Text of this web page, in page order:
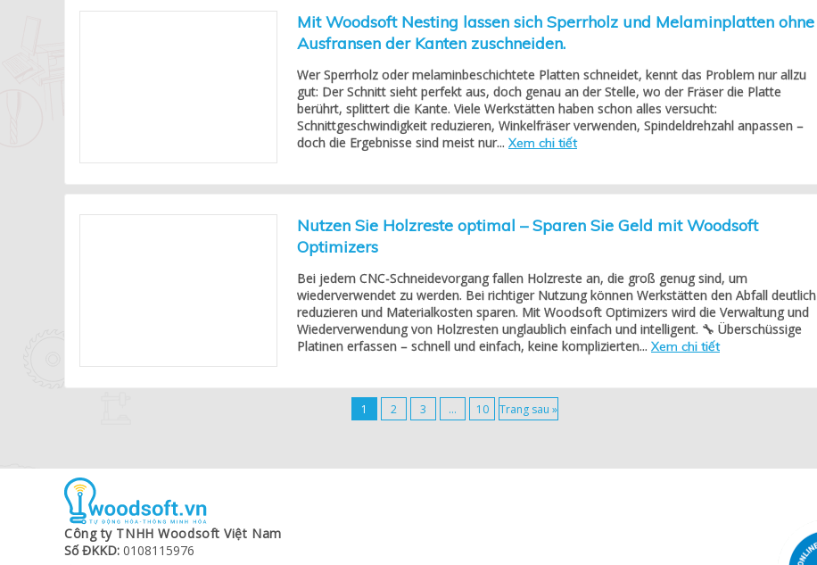
Mit Woodsoft Nesting lassen sich Sperrholz und Melaminplatten ohne
Ausfransen der Kanten zuschneiden.
Wer Sperrholz oder melaminbeschichtete Platten schneidet, kennt das Problem nur allzu
gut: Der Schnitt sieht perfekt aus, doch genau an der Stelle, wo der Fräser die Platte
berührt, splittert die Kante. Viele Werkstätten haben schon alles versucht:
Schnittgeschwindigkeit reduzieren, Winkelfräser verwenden, Spindeldrehzahl anpassen –
doch die Ergebnisse sind meist nur... Xem chi tiết
Nutzen Sie Holzreste optimal – Sparen Sie Geld mit Woodsoft
Optimizers
Bei jedem CNC-Schneidevorgang fallen Holzreste an, die groß genug sind, um
wiederverwendet zu werden. Bei richtiger Nutzung können Werkstätten den Abfall deutlich
reduzieren und Materialkosten sparen. Mit Woodsoft Optimizers wird die Verwaltung und
Wiederverwendung von Holzresten unglaublich einfach und intelligent. 🔧 Überschüssige
Platinen erfassen – schnell und einfach, keine komplizierten... Xem chi tiết
1 2 3 … 10 Trang sau »
Công ty TNHH Woodsoft Việt Nam
Số ĐKKD: 0108115976